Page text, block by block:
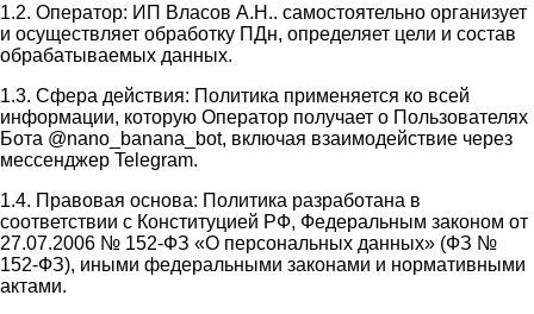
1.2. Оператор: ИП Власов А.Н.. самостоятельно организует
и осуществляет обработку ПДн, определяет цели и состав
обрабатываемых данных.
1.3. Сфера действия: Политика применяется ко всей
информации, которую Оператор получает о Пользователях
Бота @nano_banana_bot, включая взаимодействие через
мессенджер Telegram.
1.4. Правовая основа: Политика разработана в
соответствии с Конституцией РФ, Федеральным законом от
27.07.2006 № 152-ФЗ «О персональных данных» (ФЗ №
152-ФЗ), иными федеральными законами и нормативными
актами.